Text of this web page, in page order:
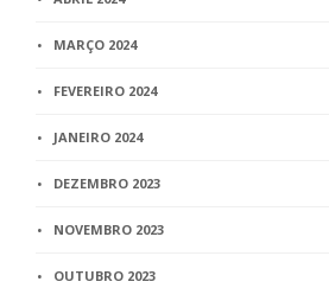
MARÇO 2024
FEVEREIRO 2024
JANEIRO 2024
DEZEMBRO 2023
NOVEMBRO 2023
OUTUBRO 2023